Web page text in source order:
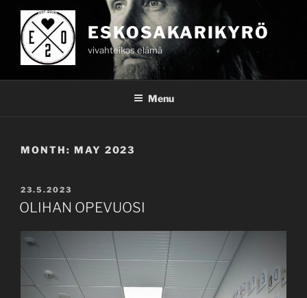
content
ESKOSAKARIKYRÖ
vivahteikas elämä
Menu
MONTH: MAY 2023
POSTED
ON
23.5.2023
OLIHAN OPEVUOSI